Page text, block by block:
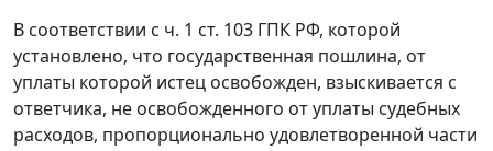
В соответствии с ч. 1 ст. 103 ГПК РФ, которой
установлено, что государственная пошлина, от
уплаты которой истец освобожден, взыскивается с
ответчика, не освобожденного от уплаты судебных
расходов, пропорционально удовлетворенной части